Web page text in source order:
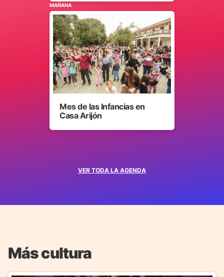
VER TODA LA AGENDA
MAÑANA
Mes de las Infancias en
Casa Arijón
Más cultura